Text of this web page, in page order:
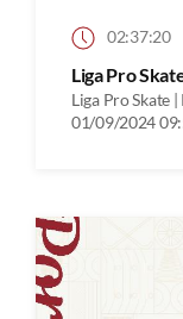
02:37:20
Liga Pro
Liga Pro Skate
01/09/2024